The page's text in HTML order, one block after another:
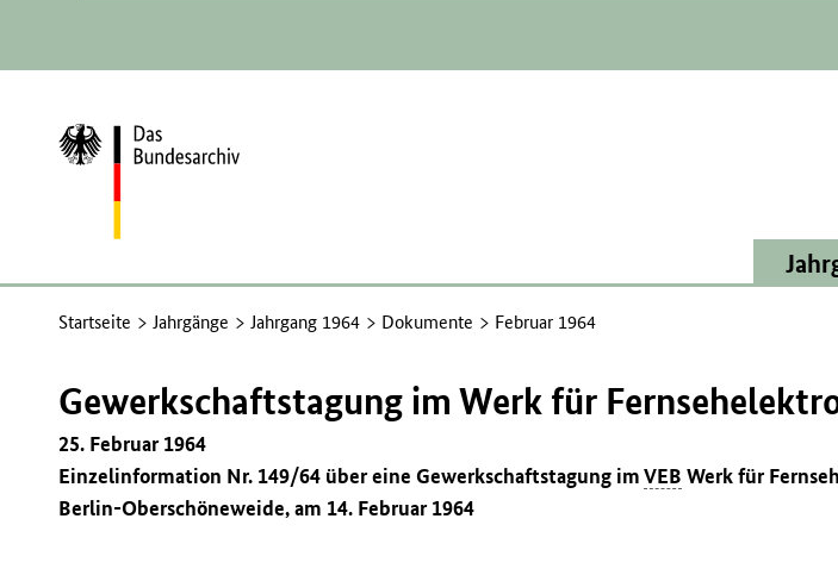
Zur
Startseite
Startseite Jahrgänge Jahrgang 1964 Dokumente Februar 1964
Gewerkschaftstagung im Werk für
25. Februar 1964
Einzelinformation Nr. 149/64 über eine Gewerkschaftstagung imVEB Werk für
Berlin-Oberschöneweide, am 14. Februar 1964